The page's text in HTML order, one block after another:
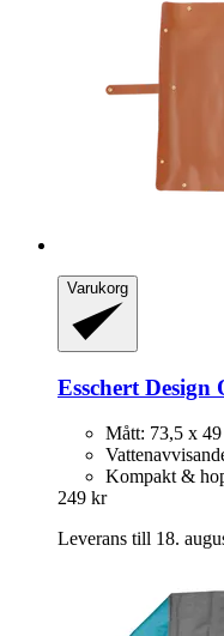
Varukorg
Esschert Design
Mått: 73,5 x
Kompakt &
249 kr
Leverans till 18.